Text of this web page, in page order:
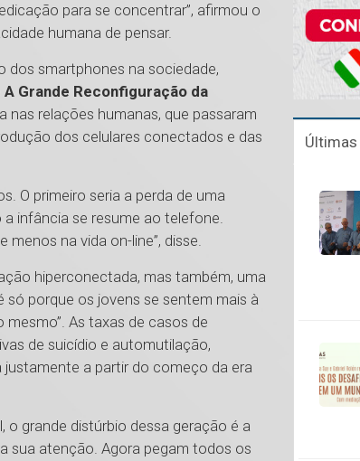
para se concentrar”, afirmou o
humana de pensar.
dos smartphones na sociedade,
A Grande Reconfiguração da
relações humanas, que passaram
dos celulares conectados e das
O primeiro seria a perda de uma
infância se resume ao telefone.
na vida on-line”, disse.
hiperconectada, mas também, uma
só porque os jovens se sentem mais à
As taxas de casos de
de suicídio e automutilação,
a partir do começo da era
o grande distúrbio dessa geração é a
sua atenção. Agora pegam todos os